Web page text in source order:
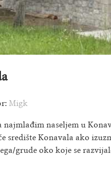
Migk
najmlađim naseljem u
središte Konavala ako
grude oko koje se